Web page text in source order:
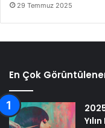
29 Temmuz 2025
En Çok